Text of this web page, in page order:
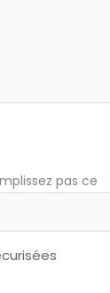
pas ce